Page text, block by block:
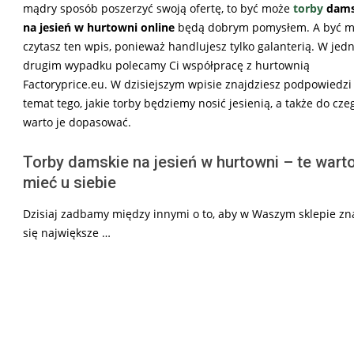
mądry sposób poszerzyć swoją ofertę, to być może torby
na jesień w hurtowni online będą dobrym pomysłem. A być
czytasz ten wpis, ponieważ handlujesz tylko galanterią. W
drugim wypadku polecamy Ci współpracę z hurtownią
Factoryprice.eu. W dzisiejszym wpisie znajdziesz podpowiedzi
temat tego, jakie torby będziemy nosić jesienią, a także do
warto je dopasować.
Torby damskie na jesień w hurtowni – te
mieć u siebie
Dzisiaj zadbamy między innymi o to, aby w Waszym sklepie
się największe …